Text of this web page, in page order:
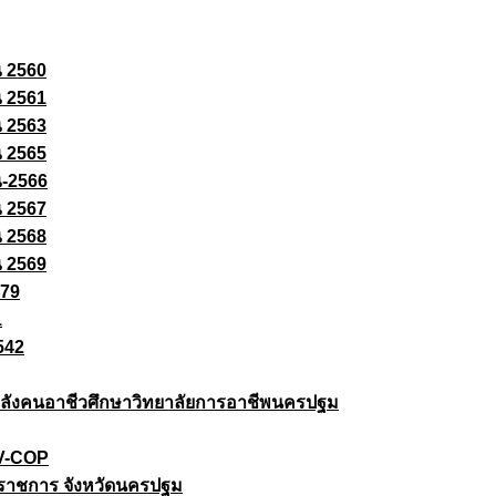
2560
2561
2563
2565
2566
2567
2568
2569
งคนอาชีวศึกษาวิทยาลัยการอาชีพนครปฐม
COP
าชการ จังหวัดนครปฐม